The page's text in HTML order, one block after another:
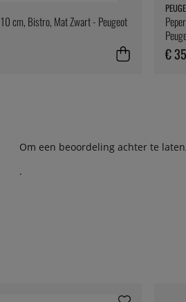
cm, Bistro, Mat Zwart - Peugeot
€ 35
Om een beoordeling achter te
.